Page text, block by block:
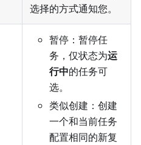
选择的方式通知您。
暂停：暂停任
务，仅状态为运
行中的任务可
选。
类似创建：创建
一个和当前任务
配置相同的新复